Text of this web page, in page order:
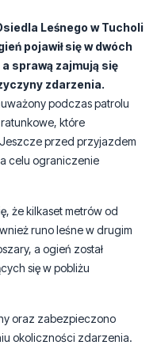
Leśnego w Tucholi
pojawił się w dwóch
sprawą zajmują się
zdarzenia.
podczas patrolu
ratunkowe, które
Jeszcze przed przyjazdem
celu ograniczenie
że kilkaset metrów od
runo leśne w drugim
a ogień został
się w pobliżu
oraz zabezpieczono
okoliczności zdarzenia.